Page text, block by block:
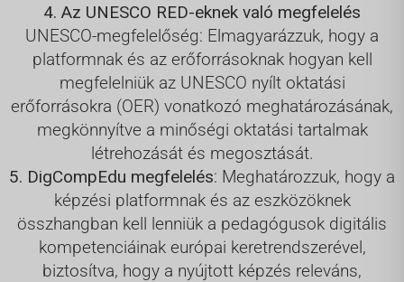
4. Az UNESCO RED-eknek való megfelelés
UNESCO-megfelelőség: Elmagyarázzuk, hogy a
platformnak és az erőforrásoknak hogyan kell
megfelelniük az UNESCO nyílt oktatási
erőforrásokra (OER) vonatkozó meghatározásának,
megkönnyítve a minőségi oktatási tartalmak
létrehozását és megosztását.
5. DigCompEdu megfelelés: Meghatározzuk, hogy a
képzési platformnak és az eszközöknek
összhangban kell lenniük a pedagógusok digitális
kompetenciáinak európai keretrendszerével,
biztosítva, hogy a nyújtott képzés releváns,